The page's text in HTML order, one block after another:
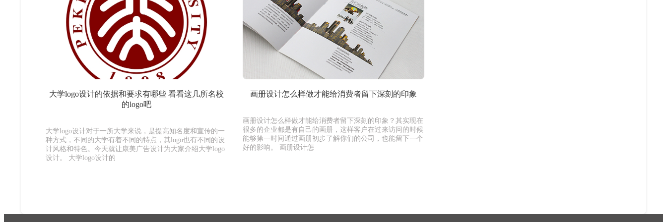
大学logo设计的依据和要求有哪些 看看这几所名校
的logo吧
大学logo设计对于一所大学来说，是提高知名度和宣传的一
种方式，不同的大学有着不同的特点，其logo也有不同的设
计风格和特色。今天就让康美广告设计为大家介绍大学logo
设计。 大学logo设计的
画册设计怎么样做才能给消费者留下深刻的印象
画册设计怎么样做才能给消费者留下深刻的印象？其实现在
很多的企业都是有自己的画册，这样客户在过来访问的时候
能够第一时间通过画册初步了解你们的公司，也能留下一个
好的影响。 画册设计怎